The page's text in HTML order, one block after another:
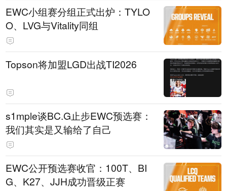
EWC小组赛分组正式出炉：TYLO
O、LVG与Vitality同组
Topson将加盟LGD出战TI2026
s1mple谈BC.G止步EWC预选赛：
我们其实是又输给了自己
EWC公开预选赛收官：100T、BI
G、K27、JJH成功晋级正赛